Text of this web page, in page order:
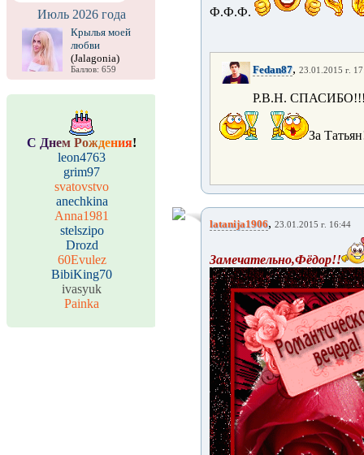
Июль 2026 года
Крылья моей
любви
(Jalagonia)
Баллов: 659
С Днем Рождения!
leon4763
grim97
svatovstvo
anechkina
Anna1981
stelszipo
Drozd
60Evulez
BibiKing70
ivasyuk
Painka
Ф.Ф.Ф.
Fedan87, 23.01.2015 г.
Р.В.Н.
За
latanija1906, 23.01.2015 г. 16:44
Замечательно,Фёдор!!